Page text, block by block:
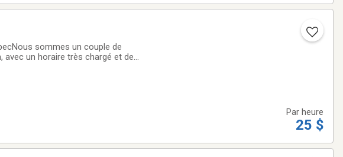
sommes un couple de
un horaire très chargé et de
Par heure
25 $